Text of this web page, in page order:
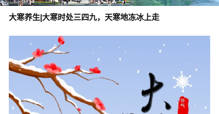
大寒养生|大寒时处三四九，天寒地冻冰上走